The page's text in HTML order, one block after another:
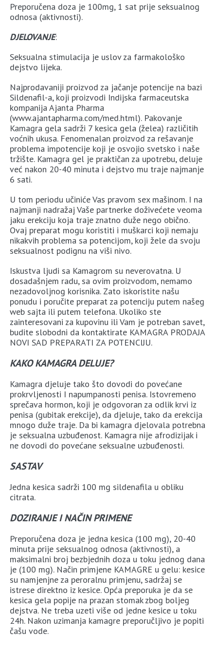
Preporučena doza je 100mg, 1 sat prije seksualnog
odnosa (aktivnosti).
DJELOVANJE:
Seksualna stimulacija je uslov za farmakološko
dejstvo lijeka.
Najprodavaniji proizvod za jačanje potencije na bazi
Sildenafil-a, koji proizvodi Indijska farmaceutska
kompanija Ajanta Pharma
(www.ajantapharma.com/med.html). Pakovanje
Kamagra gela sadrži 7 kesica gela (želea) različitih
voćnih ukusa. Fenomenalan proizvod za rešavanje
problema impotencije koji je osvojio svetsko i naše
tržište. Kamagra gel je praktičan za upotrebu, deluje
već nakon 20-40 minuta i dejstvo mu traje najmanje
6 sati.
U tom periodu učiniće Vas pravom sex mašinom. I na
najmanji nadražaj Vaše partnerke doživećete veoma
jaku erekciju koja traje znatno duže nego obično.
Ovaj preparat mogu koristiti i muškarci koji nemaju
nikakvih problema sa potencijom, koji žele da svoju
seksualnost podignu na viši nivo.
Iskustva ljudi sa Kamagrom su neverovatna. U
dosadašnjem radu, sa ovim proizvodom, nemamo
nezadovoljnog korisnika. Zato iskoristite našu
ponudu i poručite preparat za potenciju putem našeg
web sajta ili putem telefona. Ukoliko ste
zainteresovani za kupovinu ili Vam je potreban savet,
budite slobodni da kontaktirate KAMAGRA PRODAJA
NOVI SAD PREPARATI ZA POTENCIJU.
KAKO KAMAGRA DELUJE?
Kamagra djeluje tako što dovodi do povećane
prokrvljenosti I napumpanosti penisa. Istovremeno
sprečava hormon, koji je odgovoran za odlik krvi iz
penisa (gubitak erekcije), da djeluje, tako da erekcija
mnogo duže traje. Da bi kamagra djelovala potrebna
je seksualna uzbuđenost. Kamagra nije afrodizijak i
ne dovodi do povećane seksualne uzbuđenosti.
SASTAV
Jedna kesica sadrži 100 mg sildenafila u obliku
citrata.
DOZIRANJE I NAČIN PRIMENE
Preporučena doza je jedna kesica (100 mg), 20-40
minuta prije seksualnog odnosa (aktivnosti), a
maksimalni broj bezbjednih doza u toku jednog dana
je (100 mg). Način primjene KAMAGRE u gelu: kesice
su namjenjne za peroralnu primjenu, sadržaj se
istrese direktno iz kesice. Opća preporuka je da se
kesica gela popije na prazan stomak zbog boljeg
dejstva. Ne treba uzeti više od jedne kesice u toku
24h. Nakon uzimanja kamagre preporučljivo je popiti
čašu vode.